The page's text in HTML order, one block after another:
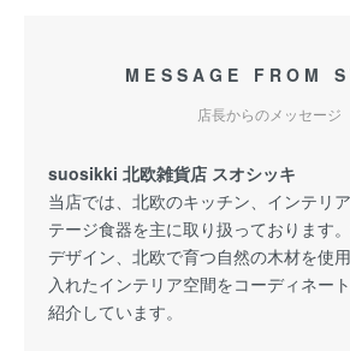
MESSAGE FROM
店長からのメッセージ
suosikki 北欧雑貨店 スオシッキ
当店では、北欧のキッチン、インテリ
テージ食器を主に取り扱っております
デザイン、北欧で育つ自然の木材を使
入れたインテリア空間をコーディネー
紹介しています。